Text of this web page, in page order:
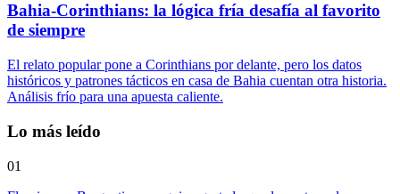
Bahia-Corinthians: la lógica fría desafía al favorito
de siempre
El relato popular pone a Corinthians por delante, pero los datos
históricos y patrones tácticos en casa de Bahia cuentan otra historia.
Análisis frío para una apuesta caliente.
Lo más leído
01